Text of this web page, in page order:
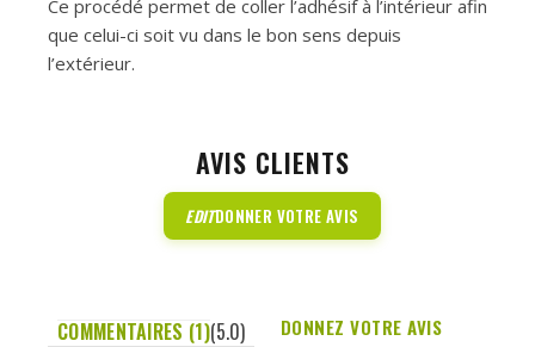
Ce procédé permet de coller l’adhésif à l’intérieur afin
que celui-ci soit vu dans le bon sens depuis
l’extérieur.
AVIS CLIENTS
EDITDONNER VOTRE AVIS
COMMENTAIRES (1)(5.0) DONNEZ VOTRE AVIS